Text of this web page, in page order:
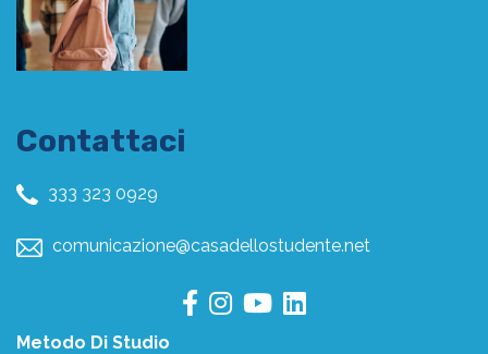
Contattaci
333 323 0929
comunicazione@casadellostudente.net
Metodo Di Studio